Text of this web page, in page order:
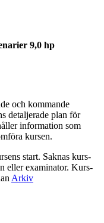
9,0 hp
och kommande
detaljerade plan för
information som
kursen.
start. Saknas kurs-
eller examinator. Kurs-
Arkiv